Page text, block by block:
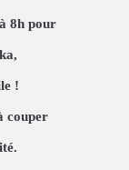
8h pour
!
couper